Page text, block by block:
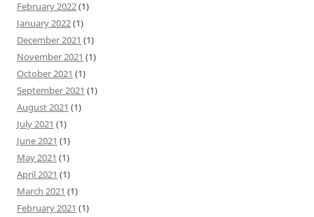
February 2022(1)
January 2022(1)
December 2021 (1)
November 2021 (1)
October 2021 (1)
September 2021 (1)
August 2021 (1)
July 2021 (1)
June 2021 (1)
May 2021 (1)
April 2021 (1)
March 2021 (1)
February 2021 (1)